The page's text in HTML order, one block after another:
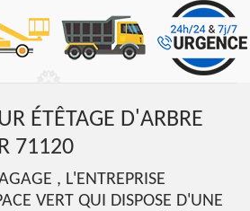
ÉTÊTAGE D'ARBRE
71120
, L'ENTREPRISE
VERT QUI DISPOSE D'UNE